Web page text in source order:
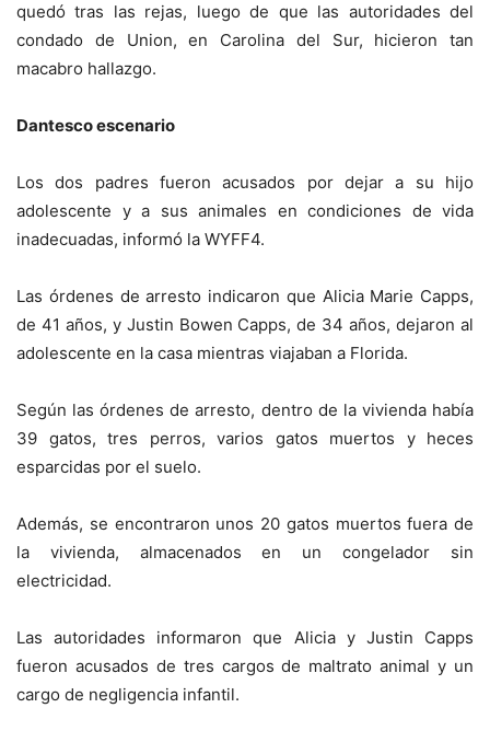
quedó tras las rejas, luego de que las autoridades del
condado de Union, en Carolina del Sur, hicieron tan
macabro hallazgo.
Dantesco escenario
Los dos padres fueron acusados ​​por dejar a su hijo
adolescente y a sus animales en condiciones de vida
inadecuadas, informó la WYFF4.
Las órdenes de arresto indicaron que Alicia Marie Capps,
de 41 años, y Justin Bowen Capps, de 34 años, dejaron al
adolescente en la casa mientras viajaban a Florida.
Según las órdenes de arresto, dentro de la vivienda había
39 gatos, tres perros, varios gatos muertos y heces
esparcidas por el suelo.
Además, se encontraron unos 20 gatos muertos fuera de
la vivienda, almacenados en un congelador sin
electricidad.
Las autoridades informaron que Alicia y Justin Capps
fueron acusados ​​de tres cargos de maltrato animal y un
cargo de negligencia infantil.